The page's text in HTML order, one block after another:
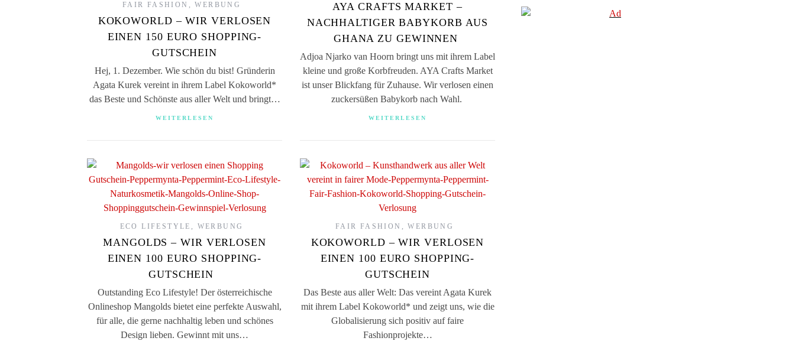
FAIR FASHION ,WERBUNG
KOKOWORLD – WIR VERLOSEN
EINEN 150 EURO SHOPPING-
GUTSCHEIN
Hej, 1. Dezember. Wie schön du bist! Gründerin
Agata Kurek vereint in ihrem Label Kokoworld*
das Beste und Schönste aus aller Welt und bringt…
WEITERLESEN
AYA CRAFTS MARKET –
NACHHALTIGER BABYKORB AUS
GHANA ZU GEWINNEN
Adjoa Njarko van Hoorn bringt uns mit ihrem Label
kleine und große Korbfreuden. AYA Crafts Market
ist unser Blickfang für Zuhause. Wir verlosen einen
zuckersüßen Babykorb nach Wahl.
WEITERLESEN
ECO LIFESTYLE , WERBUNG
MANGOLDS – WIR VERLOSEN
EINEN 100 EURO SHOPPING-
GUTSCHEIN
Outstanding Eco Lifestyle! Der österreichische
Onlineshop Mangolds bietet eine perfekte Auswahl,
für alle, die gerne nachhaltig leben und schönes
Design lieben. Gewinnt mit uns…
FAIR FASHION ,WERBUNG
KOKOWORLD – WIR VERLOSEN
EINEN 100 EURO SHOPPING-
GUTSCHEIN
Das Beste aus aller Welt: Das vereint Agata Kurek
mit ihrem Label Kokoworld* und zeigt uns, wie die
Globalisierung sich positiv auf faire
Fashionprojekte…